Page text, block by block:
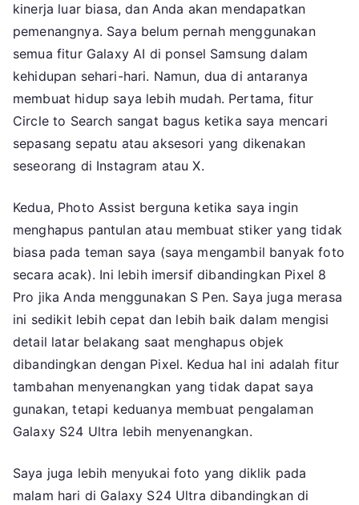
kinerja luar biasa, dan Anda akan mendapatkan
pemenangnya. Saya belum pernah menggunakan
semua fitur Galaxy AI di ponsel Samsung dalam
kehidupan sehari-hari. Namun, dua di antaranya
membuat hidup saya lebih mudah. Pertama, fitur
Circle to Search sangat bagus ketika saya mencari
sepasang sepatu atau aksesori yang dikenakan
seseorang di Instagram atau X.
Kedua, Photo Assist berguna ketika saya ingin
menghapus pantulan atau membuat stiker yang tidak
biasa pada teman saya (saya mengambil banyak foto
secara acak). Ini lebih imersif dibandingkan Pixel 8
Pro jika Anda menggunakan S Pen. Saya juga merasa
ini sedikit lebih cepat dan lebih baik dalam mengisi
detail latar belakang saat menghapus objek
dibandingkan dengan Pixel. Kedua hal ini adalah fitur
tambahan menyenangkan yang tidak dapat saya
gunakan, tetapi keduanya membuat pengalaman
Galaxy S24 Ultra lebih menyenangkan.
Saya juga lebih menyukai foto yang diklik pada
malam hari di Galaxy S24 Ultra dibandingkan di